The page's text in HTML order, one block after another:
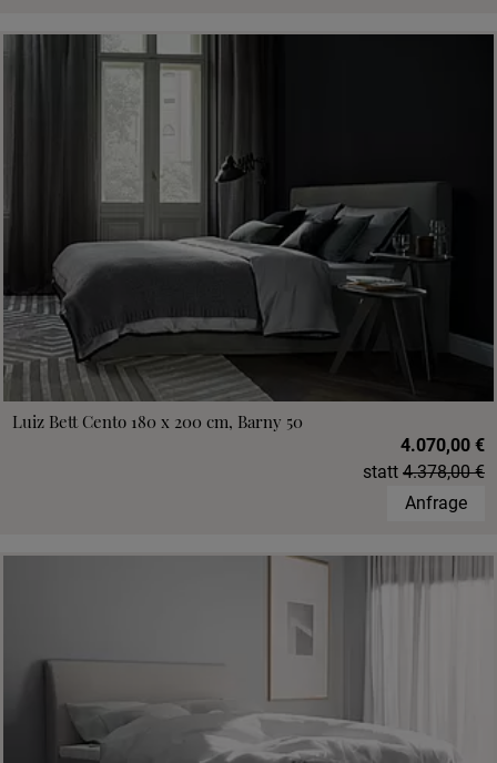
Luiz Bett Cento 180 x 200 cm, Barny 50
4.070,00 €
statt 4.378,00 €
Anfrage